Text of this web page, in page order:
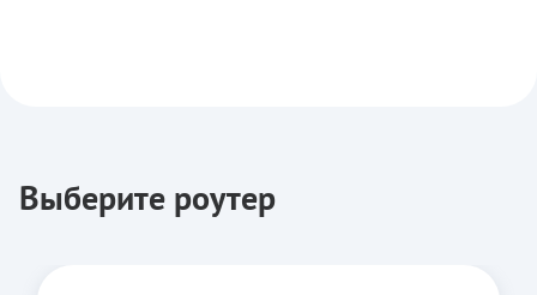
Выберите роутер